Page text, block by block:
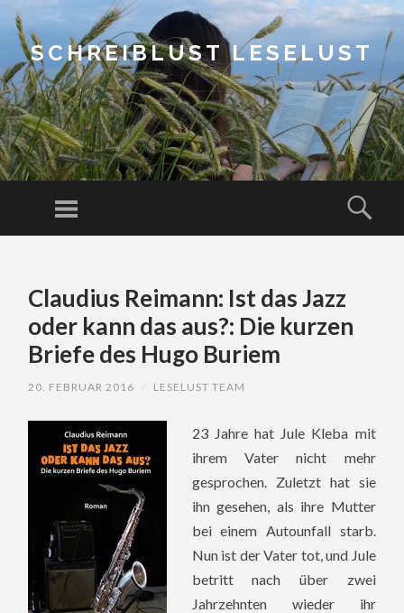
SCHREIBLUST LESELUST
Menu
CONTENTClaudius Reimann: Ist das Jazz
oder kann das aus?: Die kurzen
Briefe des Hugo Buriem
20. FEBRUAR 2016 LESELUST TEAM
23 Jahre hat Jule Kleba mit
ihrem Vater nicht mehr
gesprochen. Zuletzt hat sie
ihn gesehen, als ihre Mutter
bei einem Autounfall starb.
Nun ist der Vater tot, und Jule
betritt nach über zwei
Jahrzehnten wieder ihr